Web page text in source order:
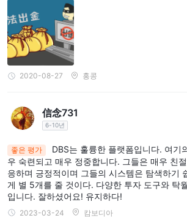
자금 이체 및 양식 다운로드
에 접근할 수 있도록 지원합니다.
중요 공지 및 가격
및 가격 구조에 대해 알려줍니다.
태국의 휴일 일정
: 공휴일을 중심으로 거래
DBS 빅커스 태국 앱 사용과 관련된 일반적인
공합니다.
사용자 매뉴얼: 계정 관리, 현금 관리, 스트리
및 DBSV 보상에 대한 세부 사항에 대한 지침을
결론
DBS는 투자 서비스 및 고급 거래 플랫폼을 종
2020-08-27 홍콩
信念731
6-10년
좋은 평가
DBS는 훌륭한 플랫폼입니다. 여기
우 숙련되고 매우 정중합니다. 그들은 매우 친
응하며 긍정적이며 그들의 시스템은 탐색하기
게 별 5개를 줄 것이다. 다양한 투자 도구와 탁
입니다. 잘하셨어요! 유지하다!
2023-03-24 캄보디아